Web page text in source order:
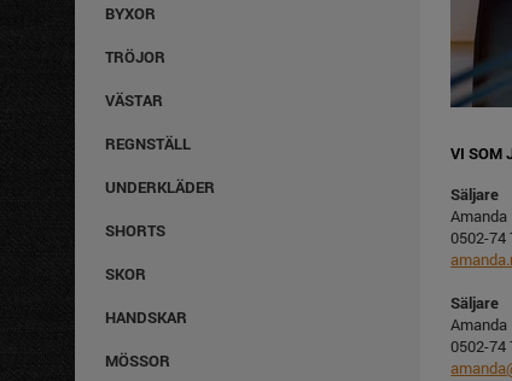
BYXOR
TRÖJOR
VÄSTAR
REGNSTÄLL
UNDERKLÄDER
SHORTS
SKOR
HANDSKAR
MÖSSOR
VI SOM
Säljare
0502-74
Säljare
Amanda
0502-74